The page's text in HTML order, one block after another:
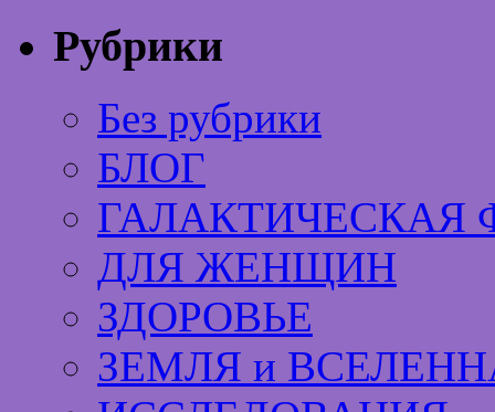
Рубрики
Без рубрики
БЛОГ
ГАЛАКТИЧЕСКАЯ
ДЛЯ ЖЕНЩИН
ЗДОРОВЬЕ
ЗЕМЛЯ и